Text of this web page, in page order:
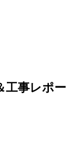
工事レポー